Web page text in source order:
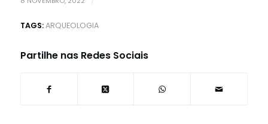
TAGS: ARQUEOLOGIA
Partilhe nas Redes Sociais